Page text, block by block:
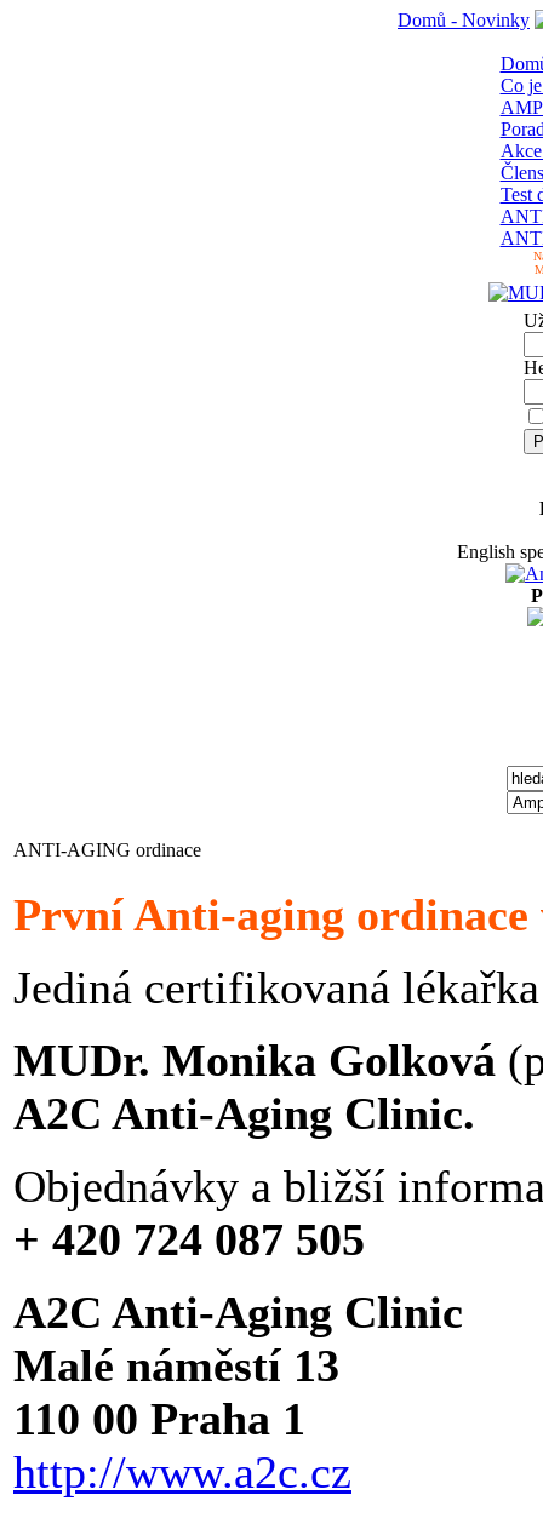
Domů - Novinky
Co
Test
English
ANTI-AGING ordinace
První Anti-aging ordinace
Jediná certifikovaná
MUDr. Monika Golková
A2C Anti-Aging Clinic.
Objednávky a bližší
+ 420 724 087 505
A2C Anti-Aging Clinic
Malé náměstí 13
110 00 Praha 1
http://www.a2c.cz